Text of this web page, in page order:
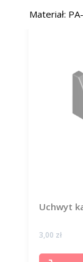
Materiał:
Uchwyt
Cena
3,00 zł